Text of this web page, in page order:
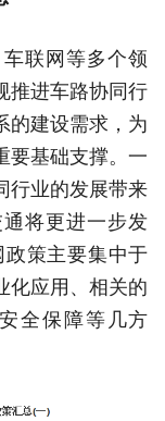
联网等多个领
推进车路协同行
的建设需求，为
要基础支撑。一
行业的发展带来
将更进一步发
策主要集中于
化应用、相关的
全保障等几方